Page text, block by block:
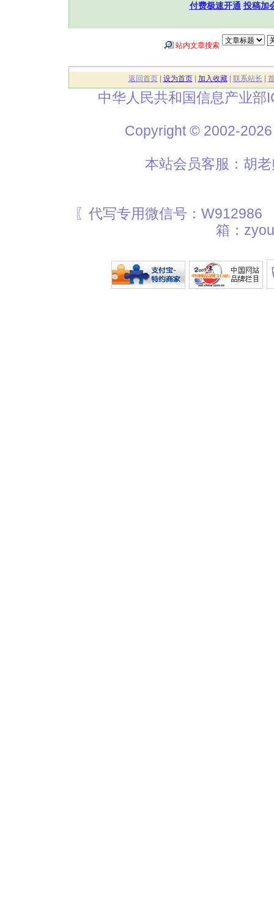
付费极速开通 投稿加
站内文章搜索
返回首页| 设为首页| 加入收藏| 联系站长
中华人民共和国信息产业部
Copyright © 2002-
本站会员客服：胡
〖代写专用微信号：
箱：